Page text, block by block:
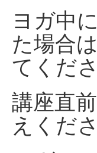
ヨガ中
た場合
てくださ
講座直
えくだ